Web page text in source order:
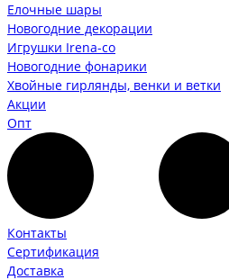
Елочные шары
Новогодние декорации
Игрушки Irena-co
Новогодние фонарики
Хвойные гирлянды, венки и ветки
Акции
Опт
Контакты
Сертификация
Доставка